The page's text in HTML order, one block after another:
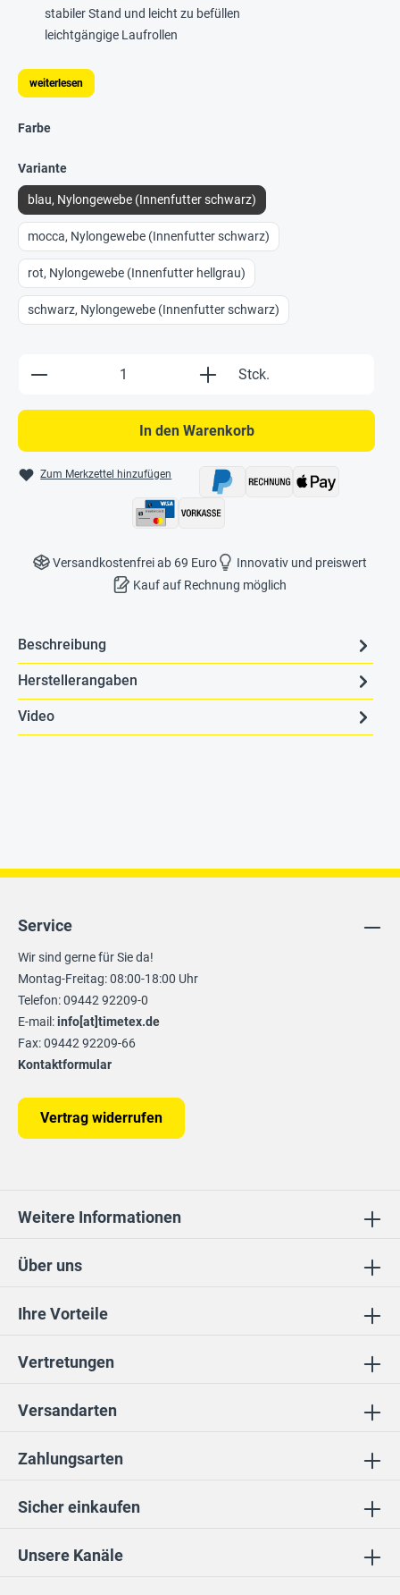
stabiler Stand und leicht zu befüllen
leichtgängige Laufrollen
weiterlesen
Farbe
Variante
blau, Nylongewebe (Innenfutter schwarz)
mocca, Nylongewebe (Innenfutter schwarz)
rot, Nylongewebe (Innenfutter hellgrau)
schwarz, Nylongewebe (Innenfutter schwarz)
Produkt Anzahl: Gib den gewünschten
Stck.
In den Warenkorb
Zum Merkzettel hinzufügen
Versandkostenfrei ab 69 Euro
Innovativ und preiswert
Kauf auf Rechnung möglich
Beschreibung
Herstellerangaben
Video
Unsere Kanäle
Ihre Vorteile
Vertretungen
Sicher einkaufen
Über uns
Service
Wir sind gerne für Sie da!
Montag-Freitag: 08:00-18:00 Uhr
Telefon: 09442 92209-0
E-mail:info[at]timetex.de
Fax: 09442 92209-66
Kontaktformular
Vertrag widerrufen
Weitere Informationen
Zahlungsarten
Versandarten